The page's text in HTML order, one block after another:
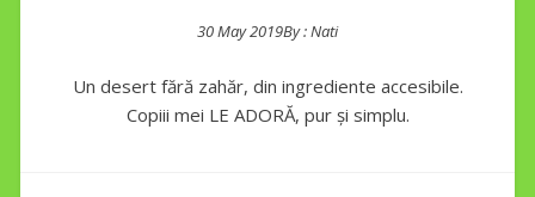
30 May 2019By :Nati
Un desert fără zahăr, din ingrediente accesibile.
Copiii mei LE ADORĂ, pur și simplu.